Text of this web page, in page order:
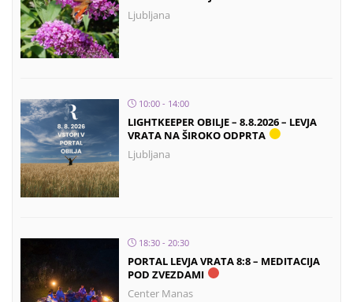
Ljubljana
10:00 - 14:00
LIGHTKEEPER OBILJE – 8.8.2026 – LEVJA
VRATA NA ŠIROKO ODPRTA
Ljubljana
18:30 - 20:30
PORTAL LEVJA VRATA 8:8 – MEDITACIJA
POD ZVEZDAMI
Center Manas